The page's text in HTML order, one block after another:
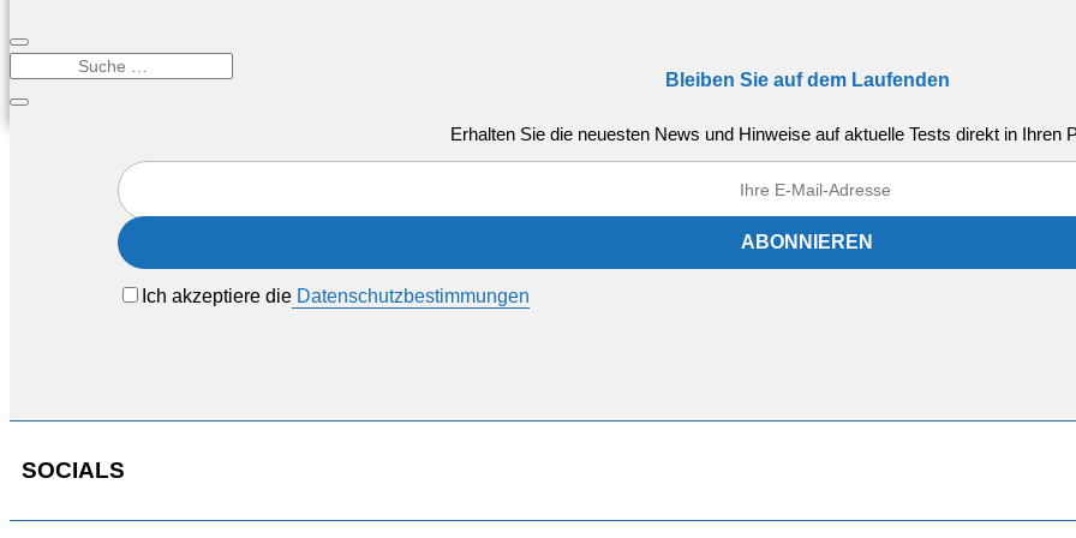
Bleiben Sie auf dem Laufenden
Erhalten Sie die neuesten News und Hinweise auf aktuelle Tests direkt in Ihren
Ich akzeptiere die Datenschutzbestimmungen
SOCIALS